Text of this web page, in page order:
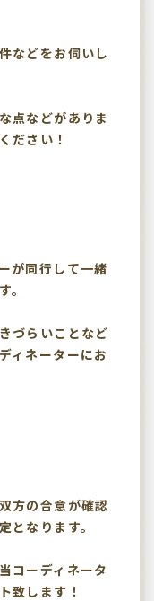
などをお伺いし
点などがありま
ださい！
が同行して一緒
。
づらいことなど
ィネーターにお
方の合意が確認
となります。
コーディネータ
致します！